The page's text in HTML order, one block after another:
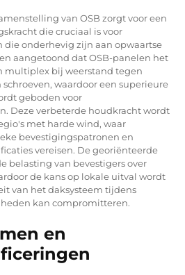
van OSB zorgt voor een
die cruciaal is voor
die onderhevig zijn aan opwaartse
aangetoond dat OSB-panelen het
multiplex bij weerstand tegen
waardoor een superieure
geboden voor
Deze verbeterde houdkracht wordt
met harde wind, waar
bevestigingspatronen en
vereisen. De georiënteerde
belasting van bevestigers over
de kans op lokale uitval wordt
van het daksysteem tijdens
kan compromitteren.
en